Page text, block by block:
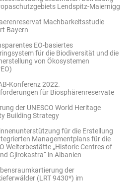
Lendspitz-Maiernigg
Machbarkeitsstudie
Bayern
EO-basiertes
für die Biodiversität und die
von Ökosystemen
Konferenz 2022.
für Biosphärenreservate
der UNESCO World Heritage
Building Strategy
für die Erstellung
Managementplans für die
Welterbestätte „Historic Centres of
Gjirokastra“ in Albanien
der
(LRT 9430*) im